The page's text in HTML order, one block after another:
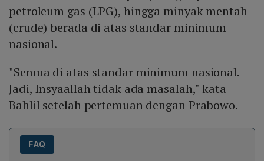
petroleum gas (LPG), hingga minyak mentah
(crude) berada di atas standar minimum
nasional.
"Semua di atas standar minimum nasional.
Jadi, Insyaallah tidak ada masalah," kata
Bahlil setelah pertemuan dengan Prabowo.
FAQ